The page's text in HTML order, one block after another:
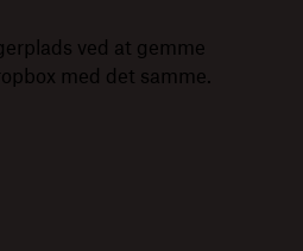
ved at gemme
med det samme.